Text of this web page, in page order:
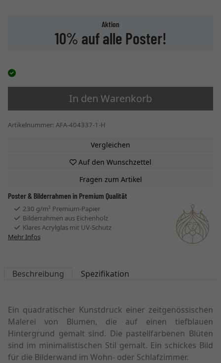
Aktion
10% auf alle Poster!
In den Warenkorb
Artikelnummer: AFA-404337-1-H
Vergleichen
Auf den Wunschzettel
Fragen zum Artikel
Poster & Bilderrahmen in Premium Qualität
230 g/m² Premium-Papier
Bilderrahmen aus Eichenholz
Klares Acrylglas mit UV-Schutz
Mehr Infos
Beschreibung Spezifikation
Ein quadratischer Kunstdruck einer zeitgenössischen
Malerei von Blumen, die auf einen tiefblauen
Hintergrund gemalt sind. Die pastellfarbenen Blüten
sind im minimalistischen Stil gemalt. Ein schickes Bild
für die Bilderwand im Wohn- oder Schlafzimmer.